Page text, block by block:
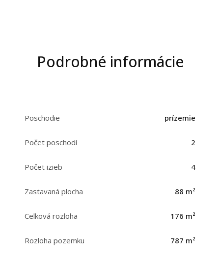
Podrobné informácie
Poschodie prízemie
Počet poschodí 2
Počet izieb 4
Zastavaná plocha 88 m²
Celková rozloha 176 m²
Rozloha pozemku 787 m²